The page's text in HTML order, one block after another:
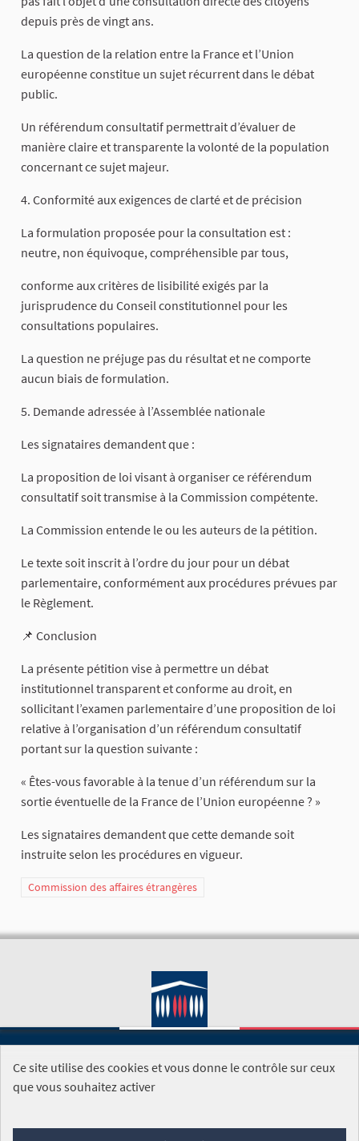
depuis près de vingt ans.
La question de la relation entre la France et l’Union
européenne constitue un sujet récurrent dans le débat
public.
Un référendum consultatif permettrait d’évaluer de
manière claire et transparente la volonté de la population
concernant ce sujet majeur.
4. Conformité aux exigences de clarté et de précision
La formulation proposée pour la consultation est :
neutre, non équivoque, compréhensible par tous,
conforme aux critères de lisibilité exigés par la
jurisprudence du Conseil constitutionnel pour les
consultations populaires.
La question ne préjuge pas du résultat et ne comporte
aucun biais de formulation.
5. Demande adressée à l’Assemblée nationale
Les signataires demandent que :
La proposition de loi visant à organiser ce référendum
consultatif soit transmise à la Commission compétente.
La Commission entende le ou les auteurs de la pétition.
Le texte soit inscrit à l’ordre du jour pour un débat
parlementaire, conformément aux procédures prévues par
le Règlement.
📌 Conclusion
La présente pétition vise à permettre un débat
institutionnel transparent et conforme au droit, en
sollicitant l’examen parlementaire d’une proposition de loi
relative à l’organisation d’un référendum consultatif
portant sur la question suivante :
« Êtes-vous favorable à la tenue d’un référendum sur la
sortie éventuelle de la France de l’Union européenne ? »
Les signataires demandent que cette demande soit
instruite selon les procédures en vigueur.
Commission des affaires étrangères
SITE DE L'ASSEMBLÉE NATIONALE
Foire aux questions
Ce site utilise des cookies et vous donne le contrôle sur ceux
que vous souhaitez activer